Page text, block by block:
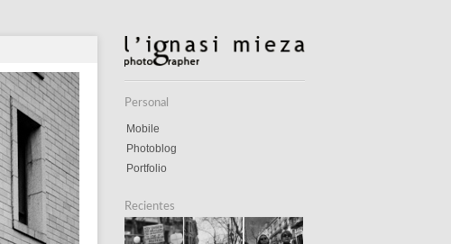
Personal
Mobile
Photoblog
Portfolio
Recientes